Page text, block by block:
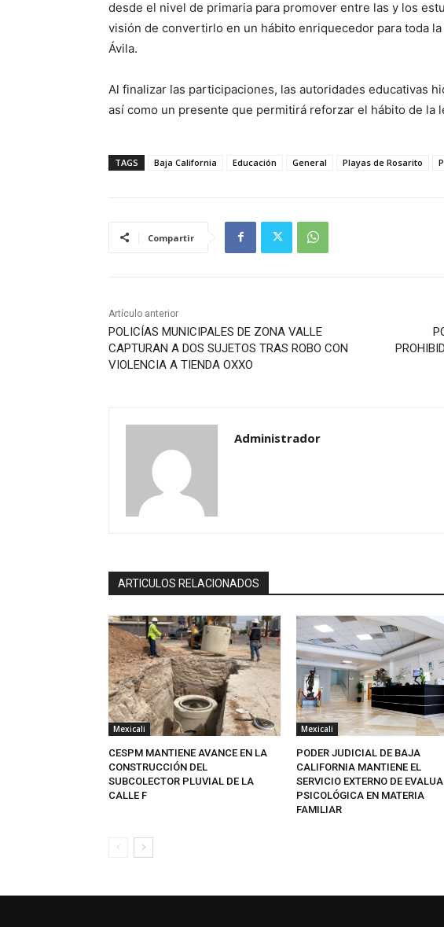
desde el nivel de primaria para promover entre las y los
visión de convertirlo en un hábito enriquecedor para toda
Ávila.
Al finalizar las participaciones, las autoridades educativas
así como un presente que permitirá reforzar el hábito de la
TAGS Baja California Educación General Playas de Rosarito
Compartir
Artículo anterior
POLICÍAS MUNICIPALES DE ZONA VALLE
CAPTURAN A DOS SUJETOS TRAS ROBO CON
VIOLENCIA A TIENDA OXXO
Administrador
ARTICULOS RELACIONADOS
Mexicali
CESPM MANTIENE AVANCE EN LA
CONSTRUCCIÓN DEL
SUBCOLECTOR PLUVIAL DE LA
CALLE F
Mexicali
PODER JUDICIAL DE BAJA
CALIFORNIA MANTIENE EL
SERVICIO EXTERNO DE
PSICOLÓGICA EN MATERIA
FAMILIAR